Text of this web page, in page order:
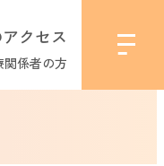
クセス
関係者の方